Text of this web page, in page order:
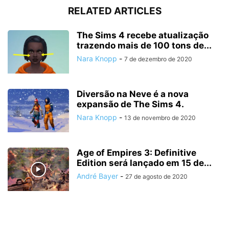
RELATED ARTICLES
The Sims 4 recebe atualização
trazendo mais de 100 tons de...
Nara Knopp - 7 de dezembro de 2020
Diversão na Neve é a nova
expansão de The Sims 4.
Nara Knopp - 13 de novembro de 2020
Age of Empires 3: Definitive
Edition será lançado em 15 de...
André Bayer - 27 de agosto de 2020